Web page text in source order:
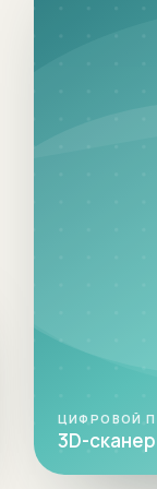
ЦИФРОВОЙ
3D-сканер